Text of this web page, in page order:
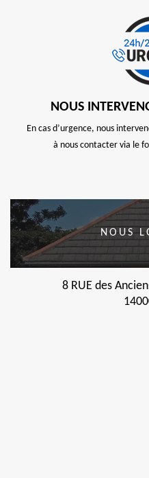
NOUS
En cas d’urgence, nous
à nous contacter via le
NOUS
8 RUE des